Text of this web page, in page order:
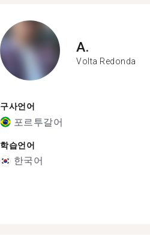
A.
Volta Redonda
구사언어
포르투갈어
학습언어
한국어